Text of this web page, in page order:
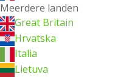
Meerdere landen
Great Britain
Hrvatska
Italia
Lietuva